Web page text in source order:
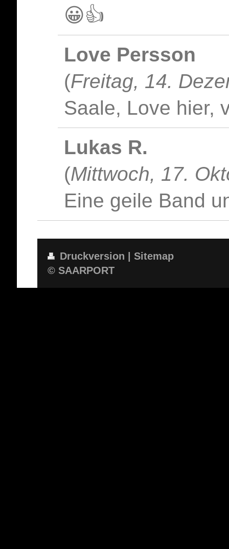
😀👍
Love Persson
(Freitag, 14.
Saale, Love hier,
Lukas R.
(Mittwoch, 17.
Eine geile Band
Druckversion
Sitemap
© SAARPORT